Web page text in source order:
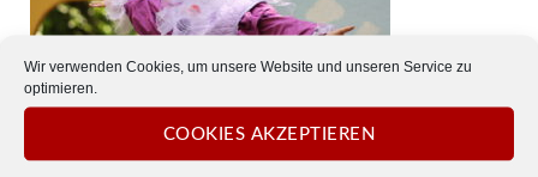
Wir verwenden Cookies, um unsere Website und unseren Service zu
optimieren.
COOKIES AKZEPTIEREN